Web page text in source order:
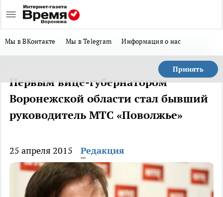
Мы в ВКонтакте Мы в Telegram Информация о нас
Принять
Первым вице-губернатором
Воронежской области стал бывший
руководитель МТС «Поволжье»
25 апреля 2015 Редакция